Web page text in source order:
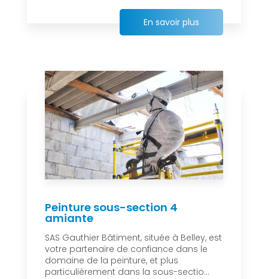
En savoir plus
Peinture sous-section 4
amiante
SAS Gauthier Bâtiment, située à Belley, est
votre partenaire de confiance dans le
domaine de la peinture, et plus
particulièrement dans la sous-sectio...